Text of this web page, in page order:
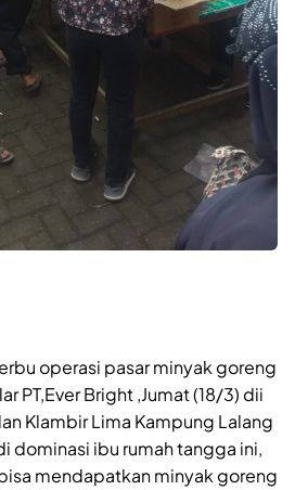
operasi pasar minyak goreng
PT,Ever Bright ,Jumat (18/3) dii
Klambir Lima Kampung Lalang
dominasi ibu rumah tangga ini,
mendapatkan minyak goreng